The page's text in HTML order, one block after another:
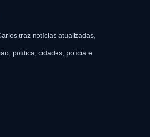
legais.
traz notícias atualizadas,
política, cidades, polícia e